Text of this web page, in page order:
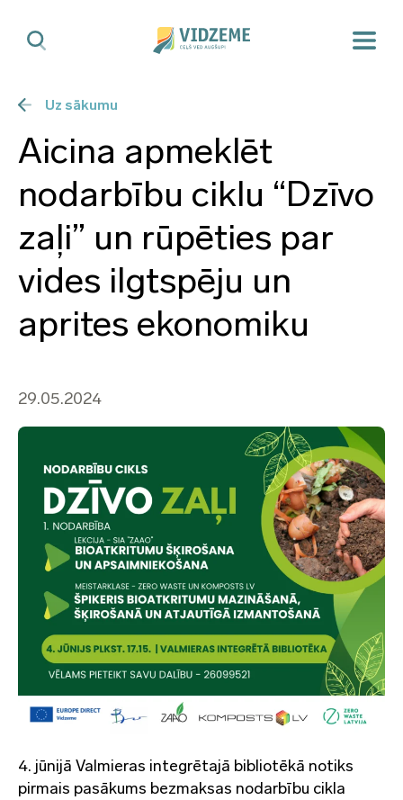
Uz sākumu
Aicina apmeklēt
nodarbību ciklu “Dzīvo
zaļi” un rūpēties par
vides ilgtspēju un
aprites ekonomiku
29.05.2024
4. jūnijā Valmieras integrētajā bibliotēkā notiks
pirmais pasākums bezmaksas nodarbību cikla